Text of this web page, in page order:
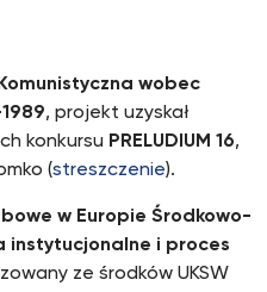
wobec
, projekt uzyskał
konkursu PRELUDIUM 16,
(streszczenie).
w Europie Środkowo-
instytucjonalne i proces
ze środków UKSW